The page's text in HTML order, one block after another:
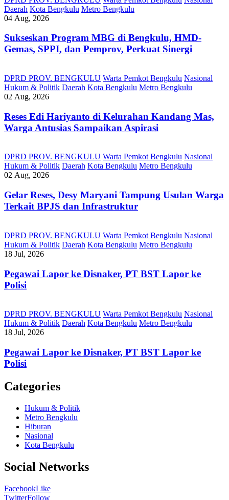
Daerah Kota Bengkulu Metro Bengkulu
04 Aug, 2026
Sukseskan Program MBG di Bengkulu, HMD-
Gemas, SPPI, dan Pemprov, Perkuat Sinergi
DPRD PROV. BENGKULU Warta Pemkot Bengkulu Nasional
Hukum & Politik Daerah Kota Bengkulu Metro Bengkulu
02 Aug, 2026
Reses Edi Hariyanto di Kelurahan Kandang Mas,
Warga Antusias Sampaikan Aspirasi
DPRD PROV. BENGKULU Warta Pemkot Bengkulu Nasional
Hukum & Politik Daerah Kota Bengkulu Metro Bengkulu
02 Aug, 2026
Gelar Reses, Desy Maryani Tampung Usulan Warga
Terkait BPJS dan Infrastruktur
DPRD PROV. BENGKULU Warta Pemkot Bengkulu Nasional
Hukum & Politik Daerah Kota Bengkulu Metro Bengkulu
18 Jul, 2026
Pegawai Lapor ke Disnaker, PT BST Lapor ke
Polisi
DPRD PROV. BENGKULU Warta Pemkot Bengkulu Nasional
Hukum & Politik Daerah Kota Bengkulu Metro Bengkulu
18 Jul, 2026
Pegawai Lapor ke Disnaker, PT BST Lapor ke
Polisi
Categories
Hukum & Politik
Metro Bengkulu
Hiburan
Nasional
Kota Bengkulu
Social Networks
FacebookLike
TwitterFollow